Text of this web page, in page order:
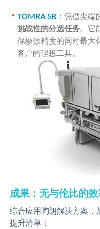
TOMRA 5B ：凭借尖
挑战性的分选任务。它
保极致精度的同时最大
客户的理想工具。
成果：无与伦比的
综合应用陶朗解决方案，
提升清单：